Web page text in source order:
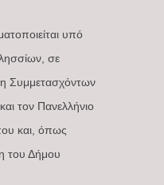
υπό
σε
Συμμετασχόντων
τον Πανελλήνιο
και, όπως
του Δήμου